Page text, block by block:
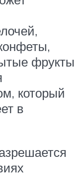
фрукты
который
в